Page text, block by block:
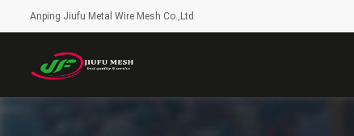
Anping Jiufu Metal Wire Mesh Co.,Ltd